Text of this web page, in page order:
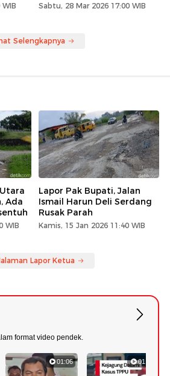
Sabtu, 28 Mar 2026 17:00 WIB
Selengkapnya
Ada
WIB
Lapor Pak Bupati, Jalan
Ismail Harun Deli Serdang
Rusak Parah
Kamis, 15 Jan 2026 11:40 WIB
Lapor Ketua
format video pendek.
01:06 01:18